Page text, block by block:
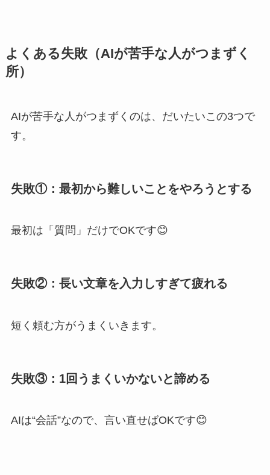
よくある失敗（AIが苦手な人がつまずく
所）
AIが苦手な人がつまずくのは、だいたいこの3つで
す。
失敗①：最初から難しいことをやろうとする
最初は「質問」だけでOKです😊
失敗②：長い文章を入力しすぎて疲れる
短く頼む方がうまくいきます。
失敗③：1回うまくいかないと諦める
AIは“会話”なので、言い直せばOKです😊